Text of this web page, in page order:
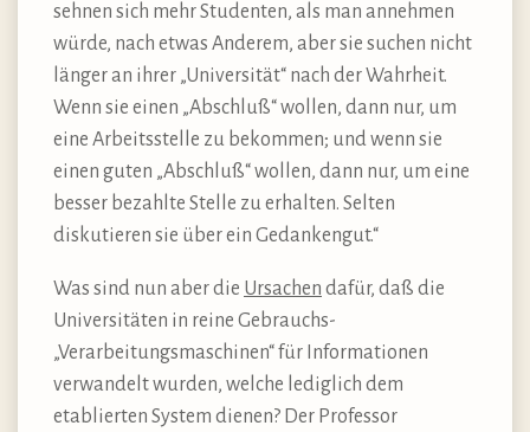
sehnen sich mehr Studenten, als man annehmen
würde, nach etwas Anderem, aber sie suchen nicht
länger an ihrer „Universität“ nach der Wahrheit.
Wenn sie einen „Abschluß“ wollen, dann nur, um
eine Arbeitsstelle zu bekommen; und wenn sie
einen guten „Abschluß“ wollen, dann nur, um eine
besser bezahlte Stelle zu erhalten. Selten
diskutieren sie über ein Gedankengut.“
Was sind nun aber die Ursachen dafür, daß die
Universitäten in reine Gebrauchs-
„Verarbeitungsmaschinen“ für Informationen
verwandelt wurden, welche lediglich dem
etablierten System dienen? Der Professor